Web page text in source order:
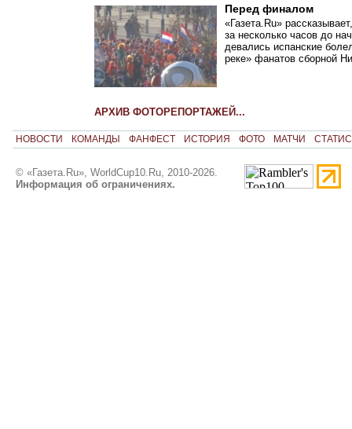
Перед финалом
«Газета.Ru»
за несколько часов до
девались испанские
реке» фанатов сборной
АРХИВ ФОТОРЕПОРТАЖЕЙ...
НОВОСТИ КОМАНДЫ ФАНФЕСТ ИСТОРИЯ ФОТО МАТЧИ
© «Газета.Ru», WorldCup10.Ru, 2010-2026.
Информация об ограничениях.